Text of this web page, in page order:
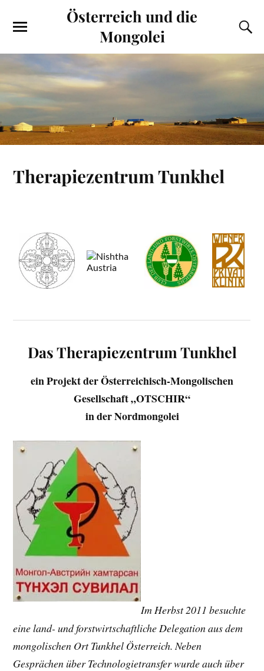
Österreich und die
Mongolei
Therapiezentrum Tunkhel
Das Therapiezentrum Tunkhel
ein Projekt der Österreichisch-Mongolischen
Gesellschaft „OTSCHIR“
in der Nordmongolei
Im Herbst 2011 besuchte
eine land- und forstwirtschaftliche Delegation aus dem
mongolischen Ort Tunkhel Österreich. Neben
Gesprächen über Technologietransfer wurde auch über